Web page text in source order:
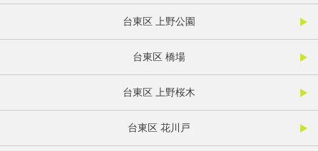
台東区 上野公園
台東区 橋場
台東区 上野桜木
台東区 花川戸